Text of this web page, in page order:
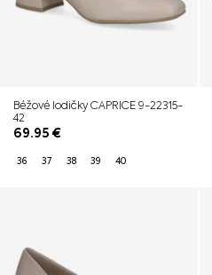
Béžové lodičky CAPRICE 9-22315-
42
69.95€
36 37 38 39 40